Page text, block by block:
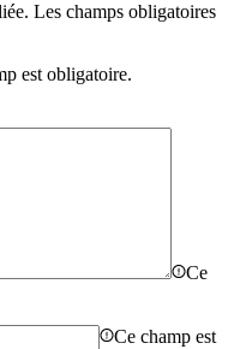
Les champs obligatoires
est obligatoire.
Ce
Ce champ est